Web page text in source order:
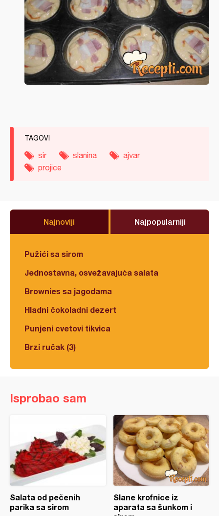
TAGOVI
sir slanina
ajvar
projice
Najnoviji Najpopularniji
Pužići sa sirom
Jednostavna, osvežavajuća salata
Brownies sa jagodama
Hladni čokoladni dezert
Punjeni cvetovi tikvica
Brzi ručak (3)
Isprobao sam
Salata od pečenih
parika sa sirom
Slane krofnice iz
aparata sa šunkom i